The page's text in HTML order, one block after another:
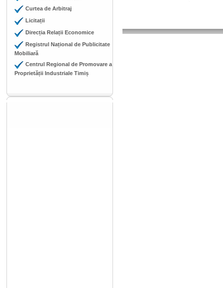
Curtea de Arbitraj
Licitații
Direcția Relații Economice
Registrul Național de Publicitate
Mobiliară
Centrul Regional de Promovare a
Proprietății Industriale Timiș